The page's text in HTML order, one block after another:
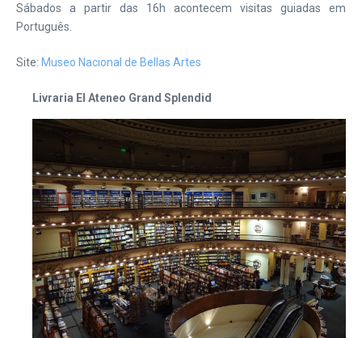
Sábados a partir das 16h acontecem visitas guiadas em
Português.
Site: Museo Nacional de Bellas Artes
Livraria El Ateneo Grand Splendid